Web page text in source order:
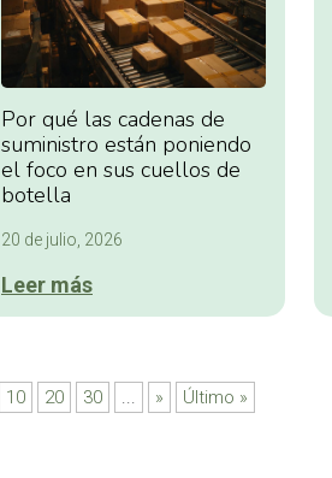
Por qué las cadenas de
suministro están poniendo
el foco en sus cuellos de
botella
20 de julio, 2026
Leer más
10 20 30 ... » Último »